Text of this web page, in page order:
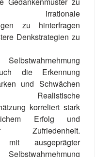
irrationale
zu hinterfragen
Denkstrategien zu
die Erkennung
und Schwächen
korreliert stark
Erfolg und
Zufriedenheit.
mit ausgeprägter